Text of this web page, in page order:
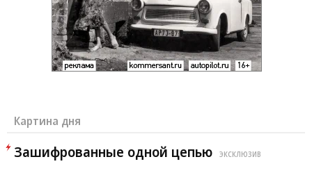
Картина дня
Зашифрованные одной цепью ЭКСКЛЮЗИВ